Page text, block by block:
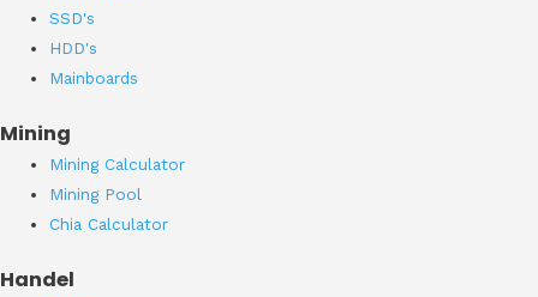
SSD's
HDD's
Mainboards
Mining
Mining Calculator
Mining Pool
Chia Calculator
Handel